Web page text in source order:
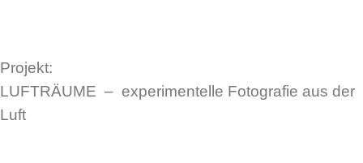
Projekt:
LUFTRÄUME – experimentelle Fotografie aus der
Luft